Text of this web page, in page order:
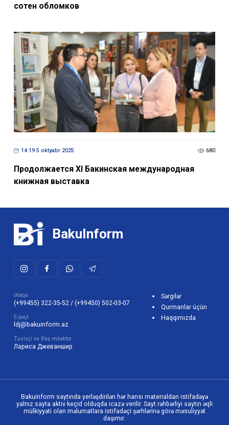
сотен обломков
14:19 5 oktyabr 2025 680
Продолжается XI Бакинская международная
книжная выставка
BakuInform
Əlaqə:
(+99455) 322-35-52 / (+99450) 502-03-07
E-poçt:
ldj@bakuinform.az
Təsisçi və Baş redaktor:
Лариса Джеваншир
Sərgilər
Qurmanlar üçün
Haqqımızda
Bakuinform saytında yerləşdirilən hər hansı materialdan istifadəyə
yalnız sayta aktiv keçid olduqda icazə verilir. Sayt rəhbərliyi saytın əqli
mülkiyyəti olan məlumatlara istifadəçi şərhlərinə görə məsuliyyət
daşımır.